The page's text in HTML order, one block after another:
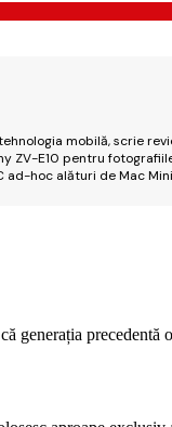
mobilă, scrie
ZV-E10 pentru
ad-hoc alături de Mac